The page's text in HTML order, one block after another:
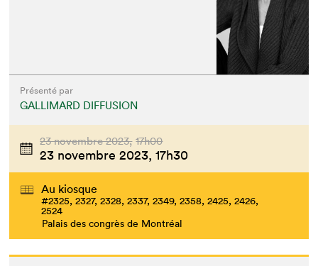
Présenté par
GALLIMARD DIFFUSION
23 novembre 2023, 17h00
23 novembre 2023, 17h30
Au kiosque
#2325, 2327, 2328, 2337, 2349, 2358, 2425, 2426,
2524
Palais des congrès de Montréal